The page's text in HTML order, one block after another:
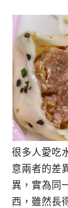
很多人愛吃
意兩者的差
異，實為同
西，雖然長